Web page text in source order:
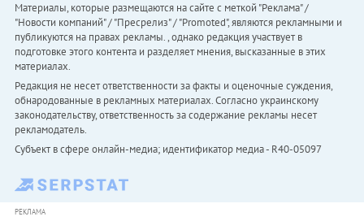
Материалы, которые размещаются на сайте с меткой "Реклама" /
"Новости компаний" / "Пресрелиз" / "Promoted", являются рекламными и
публикуются на правах рекламы. , однако редакция участвует в
подготовке этого контента и разделяет мнения, высказанные в этих
материалах.
Редакция не несет ответственности за факты и оценочные суждения,
обнародованные в рекламных материалах. Согласно украинскому
законодательству, ответственность за содержание рекламы несет
рекламодатель.
Субъект в сфере онлайн-медиа; идентификатор медиа - R40-05097
РЕКЛАМА